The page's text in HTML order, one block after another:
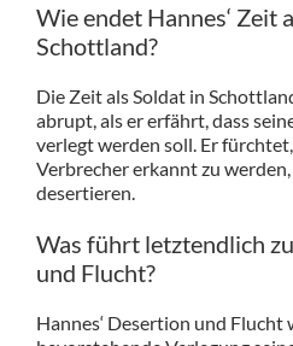
Wie endet Hannes‘ Zeit
Schottland?
Die Zeit als Soldat in
abrupt, als er erfährt, dass
verlegt werden soll. Er
Verbrecher erkannt zu
desertieren.
Was führt letztendlich
und Flucht?
Hannes‘ Desertion und Flucht